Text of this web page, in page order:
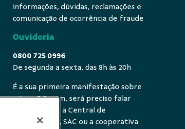
Informações, dúvidas, reclamações e
comunicação de ocorrência de fraude
Ouvidoria
0800 725 0996
De segunda a sexta, das 8h às 20h
É a sua primeira manifestação sobre
o tema? Se sim, será preciso falar
primeiro com a Central de
Atendimento, SAC ou a cooperativa.